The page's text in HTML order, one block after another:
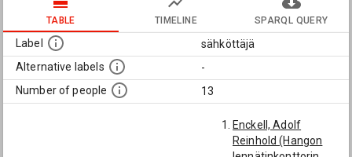
TABLE TIMELINE SPARQL QUERY
Label
sähköttäjä
Alternative labels
-
Number of people
13
Enckell, Adolf
Reinhold (Hangon